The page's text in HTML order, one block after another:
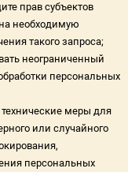
прав субъектов
необходимую
такого запроса;
неограниченный
персональных
меры для
или случайного
персональных